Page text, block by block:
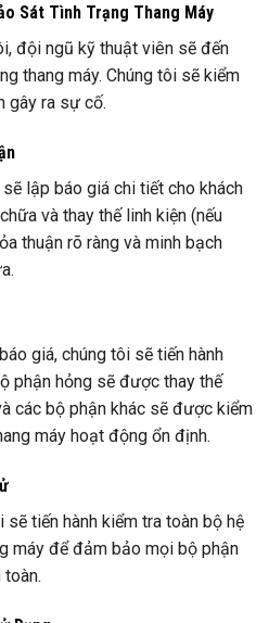
Sát Tình Trạng Thang Máy
đội ngũ kỹ thuật viên sẽ đến
thang máy. Chúng tôi sẽ kiểm
gây ra sự cố.
lập báo giá chi tiết cho khách
và thay thế linh kiện (nếu
thuận rõ ràng và minh bạch
giá, chúng tôi sẽ tiến hành
phận hỏng sẽ được thay thế
các bộ phận khác sẽ được kiểm
máy hoạt động ổn định.
tiến hành kiểm tra toàn bộ hệ
máy để đảm bảo mọi bộ phận